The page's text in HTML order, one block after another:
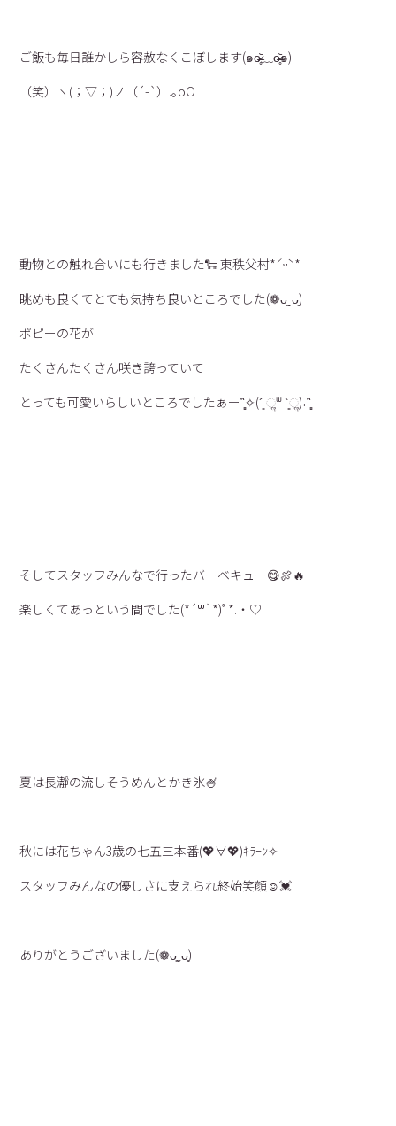
ご飯も毎日誰かしら容赦なくこぼします(๑o̴̶̷̥᷅﹏o̴̶̷̥᷅๑)
（笑）ヽ(；▽；)ノ（´-`）.｡oO
動物との触れ合いにも行きました🐑東秩父村*ˊᵕˋ*
眺めも良くてとても気持ち良いところでした(❁ᴗ͈ˬᴗ͈)
ポピーの花が
たくさんたくさん咲き誇っていて
とっても可愛いらしいところでしたぁー῍̻̩✧(´͈ ૢᐜ `͈ૢ)˖῍̻̩
そしてスタッフみんなで行ったバーベキュー😋🍖🔥
楽しくてあっという間でした(*´꒳`*)ﾟ*.・♡
夏は長瀞の流しそうめんとかき氷🍧
秋には花ちゃん3歳の七五三本番(💖∀💖)ｷﾗｰﾝ✧
スタッフみんなの優しさに支えられ終始笑顔☺💓
ありがとうございました(❁ᴗ͈ˬᴗ͈)